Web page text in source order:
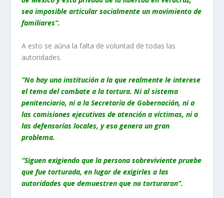
sea imposible articular socialmente un movimiento de
familiares”.
A esto se aúna la falta de voluntad de todas las
autoridades.
“No hay una institución a la que realmente le interese
el tema del combate a la tortura. Ni al sistema
penitenciario, ni a la Secretaría de Gobernación, ni a
las comisiones ejecutivas de atención a víctimas, ni a
las defensorías locales, y eso genera un gran
problema.
“Siguen exigiendo que la persona sobreviviente pruebe
que fue torturada, en lugar de exigirles a las
autoridades que demuestren que no torturaron”.